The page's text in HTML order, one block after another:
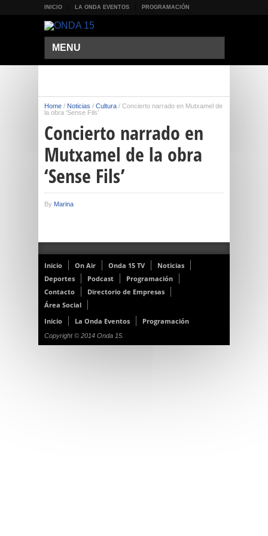
INICIO LA ONDA EVENTOS PROGRAMACIÓN
MENU
Home / Noticias / Cultura / Concierto narrado en Mutxamel de
la obra ‘Sense Fils’
Concierto narrado en
Mutxamel de la obra
‘Sense Fils’
By Marina
Inicio On Air Onda 15 TV
Noticias
Deportes
Podcast
Programación
Contacto
Directorio de Empresas
Área Social
Inicio
La Onda Eventos Programación
Copyright © 2014 Onda 15.